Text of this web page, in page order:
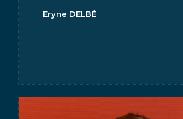
Eryne DELBÉ